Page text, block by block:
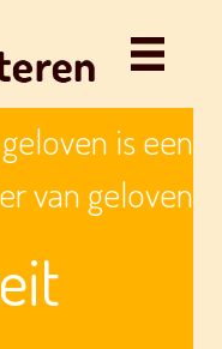
is een
van geloven